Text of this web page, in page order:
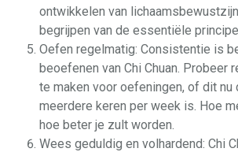
ontwikkelen van
begrijpen van de essentiële
Oefen regelmatig: Consistentie is
beoefenen van Chi Chuan. Probeer
te maken voor oefeningen, of dit
meerdere keren per week is. Hoe
hoe beter je zult worden.
Wees geduldig en volhardend: Chi